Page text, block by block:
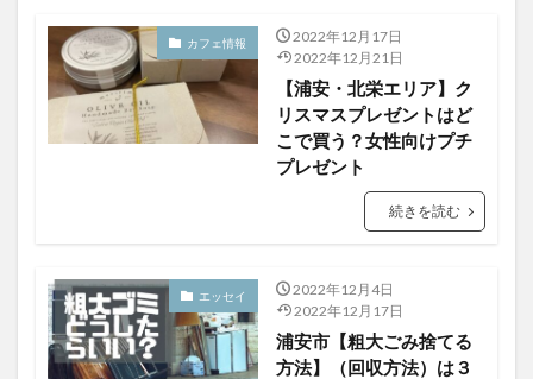
カフェ情報
2022年12月17日
2022年12月21日
【浦安・北栄エリア】ク
リスマスプレゼントはど
こで買う？女性向けプチ
プレゼント
続きを読む
エッセイ
2022年12月4日
2022年12月17日
浦安市【粗大ごみ捨てる
方法】（回収方法）は３